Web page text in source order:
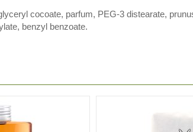
cocoate, parfum, PEG-3 distearate,
benzyl benzoate.